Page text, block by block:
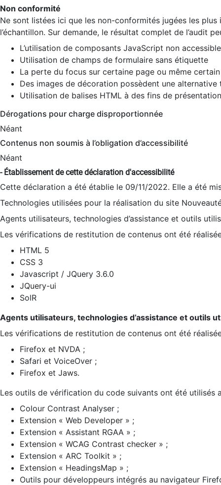
Non conformité
Ne sont listées ici que les non-conformités jugées les
l’échantillon. Sur demande, le résultat complet de l’audit
L’utilisation de composants JavaScript non
Utilisation de champs de formulaire sans étiquette
La perte du focus sur certaine page ou même
Des images de décoration possèdent une alternative
Utilisation de balises HTML à des fins de
Dérogations pour charge disproportionnée
Néant
Contenus non soumis à l’obligation d’accessibilité
Néant
- Établissement de cette déclaration d'accessibilité
Cette déclaration a été établie le 09/11/2022. Elle a été
Technologies utilisées pour la réalisation du site
Agents utilisateurs, technologies d’assistance et outils
Les vérifications de restitution de contenus ont été
HTML 5
CSS 3
Javascript / JQuery 3.6.0
JQuery-ui
SolR
Agents utilisateurs, technologies d’assistance et outils
Les vérifications de restitution de contenus ont été
Firefox et NVDA ;
Safari et VoiceOver ;
Firefox et Jaws.
Les outils de vérification du code suivants ont été utilisés
Colour Contrast Analyser ;
Extension « Web Developer » ;
Extension « Assistant RGAA » ;
Extension « WCAG Contrast checker » ;
Extension « ARC Toolkit » ;
Extension « HeadingsMap » ;
Outils pour développeurs intégrés au navigateur